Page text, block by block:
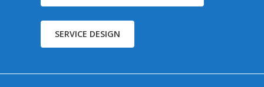
SERVICE DESIGN